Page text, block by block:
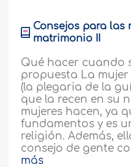
Consejos para las
matrimonio II
Qué hacer cuando
propuesta La
(la plegaria de la
que la recen en su
mujeres hacen, ya
fundamentos y es
religión. Además,
consejo de gente
más